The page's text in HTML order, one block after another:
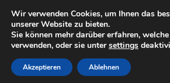
LIEFERUNG ab 6
Weltweiter
(800) 500 564Mo-Fr
Zur
Zum
Wir verwenden Cookies, um Ihnen das
unserer Website zu bieten.
Sie können mehr darüber erfahren,
verwenden, oder sie untersettings
Akzeptieren Ablehnen